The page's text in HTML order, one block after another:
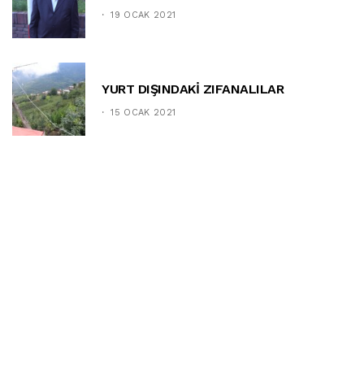
19 OCAK 2021
YURT DIŞINDAKİ ZIFANALILAR
15 OCAK 2021